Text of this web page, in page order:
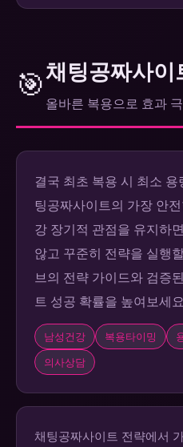
🎯채팅공짜사이
올바른 복용으로 효과
결국 최초 복용 시 최소
팅공짜사이트의 가장 안
강 장기적 관점을 유지하
않고 꾸준히 전략을 실행
브의 전략 가이드와 검증
트 성공 확률을 높여보세
남성건강 복용타이밍
의사상담
채팅공짜사이트 전략에서